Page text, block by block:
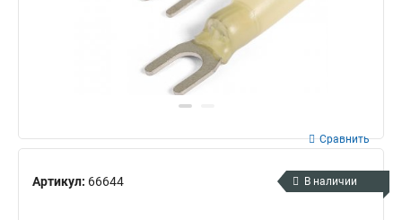
Артикул: 66644
Сравнить
В наличии